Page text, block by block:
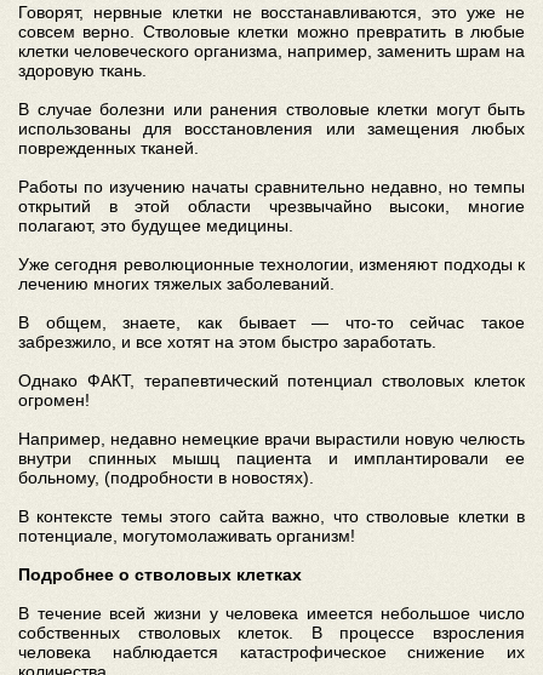
Говорят, нервные клетки не восстанавливаются, это уже не
совсем верно. Стволовые клетки можно превратить в любые
клетки человеческого организма, например, заменить шрам на
здоровую ткань.
В случае болезни или ранения стволовые клетки могут быть
использованы для восстановления или замещения любых
поврежденных тканей.
Работы по изучению начаты сравнительно недавно, но темпы
открытий в этой области чрезвычайно высоки, многие
полагают, это будущее медицины.
Уже сегодня революционные технологии, изменяют подходы к
лечению многих тяжелых заболеваний.
В общем, знаете, как бывает — что-то сейчас такое
забрезжило, и все хотят на этом быстро заработать.
Однако ФАКТ, терапевтический потенциал стволовых клеток
огромен!
Например, недавно немецкие врачи вырастили новую челюсть
внутри спинных мышц пациента и имплантировали ее
больному, (подробности в новостях).
В контексте темы этого сайта важно, что стволовые клетки в
потенциале, могутомолаживать организм!
Подробнее о стволовых клетках
В течение всей жизни у человека имеется небольшое число
собственных стволовых клеток. В процессе взросления
человека наблюдается катастрофическое снижение их
количества.